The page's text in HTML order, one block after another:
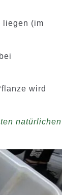
liegen (im
wird
natürlichen